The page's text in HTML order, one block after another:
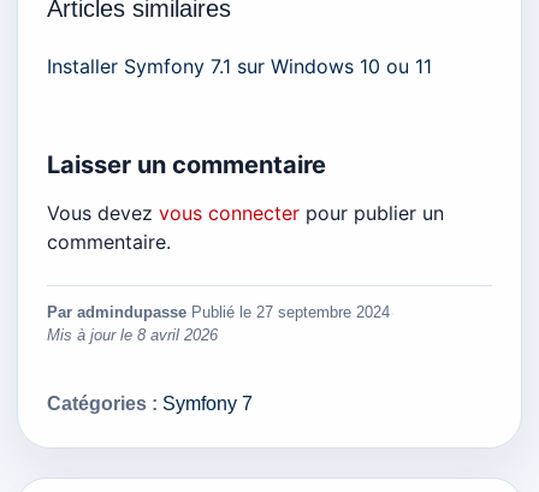
Articles similaires
Installer Symfony 7.1 sur Windows 10 ou 11
Laisser un commentaire
Vous devez vous connecter pour publier un
commentaire.
Par admindupasse· Publié le 27 septembre 2024·
Mis à jour le 8 avril 2026
Catégories : Symfony 7